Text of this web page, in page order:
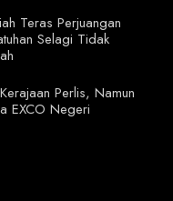
Teras Perjuangan
Selagi Tidak
Perlis, Namun
EXCO Negeri